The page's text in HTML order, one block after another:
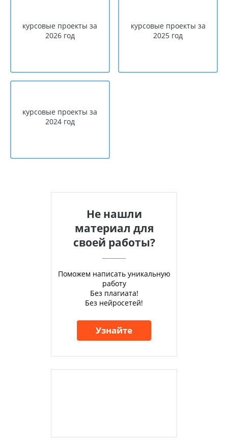
курсовые проекты за
2026 год
курсовые проекты за
2025 год
курсовые проекты за
2024 год
Не нашли
материал для
своей работы?
Поможем написать уникальную
работу
Без плагиата!
Без нейросетей!
Узнайте